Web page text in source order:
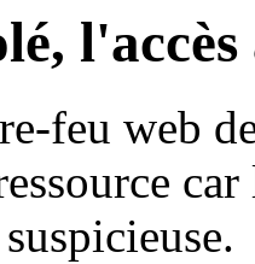
feu web